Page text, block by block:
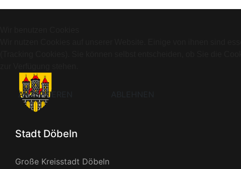
Stadt Döbeln
Große Kreisstadt Döbeln
AKZEPTIEREN